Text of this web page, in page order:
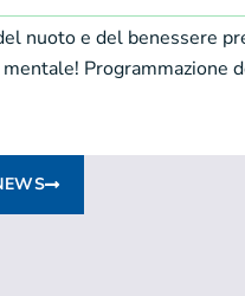
nuoto e del benessere